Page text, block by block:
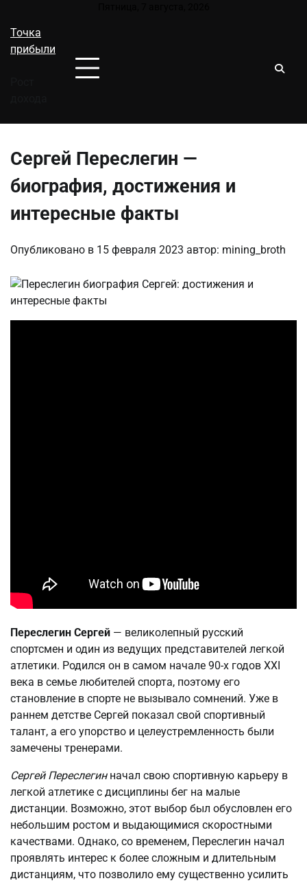
содержимому
Точка
прибыли
Сергей Переслегин —
биография, достижения и
интересные факты
Опубликовано в 15 февраля 2023 автор: mining_broth
Переслегин Сергей — великолепный русский
спортсмен и один из ведущих представителей легкой
атлетики. Родился он в самом начале 90-х годов XXI
века в семье любителей спорта, поэтому его
становление в спорте не вызывало сомнений. Уже в
раннем детстве Сергей показал свой спортивный
талант, а его упорство и целеустремленность были
замечены тренерами.
Сергей Переслегинначал свою спортивную карьеру в
легкой атлетике с дисциплины бег на малые
дистанции. Возможно, этот выбор был обусловлен его
небольшим ростом и выдающимися скоростными
качествами. Однако, со временем, Переслегин начал
проявлять интерес к более сложным и длительным
дистанциям, что позволило ему существенно усилить